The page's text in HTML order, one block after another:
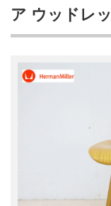
ア ウッドレ